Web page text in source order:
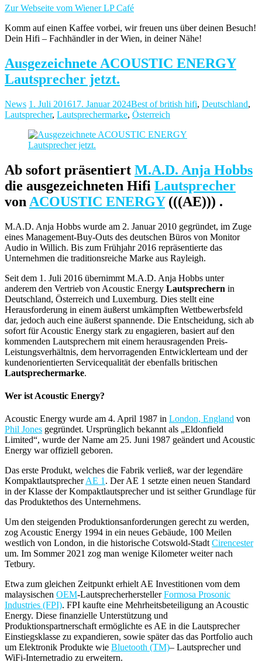
Zur Webseite vom Wiener LP Café
Komm auf einen Kaffee vorbei, wir freuen uns über deinen Besuch!
Dein Hifi – Fachhändler in der Wien, in deiner Nähe!
Ausgezeichnete ACOUSTIC ENERGY
Lautsprecher jetzt.
News 1. Juli 201617. Januar 2024Best of british hifi, Deutschland,
Lautsprecher, Lautsprechermarke, Österreich
Ab sofort präsentiert M.A.D. Anja Hobbs
die ausgezeichneten Hifi Lautsprecher
von ACOUSTIC ENERGY(((AE))) .
M.A.D. Anja Hobbs wurde am 2. Januar 2010 gegründet, im Zuge
eines Management-Buy-Outs des deutschen Büros von Monitor
Audio in Willich. Bis zum Frühjahr 2016 repräsentierte das
Unternehmen die traditionsreiche Marke aus Rayleigh.
Seit dem 1. Juli 2016 übernimmt M.A.D. Anja Hobbs unter
anderem den Vertrieb von Acoustic Energy Lautsprechern in
Deutschland, Österreich und Luxemburg. Dies stellt eine
Herausforderung in einem äußerst umkämpften Wettbewerbsfeld
dar, jedoch auch eine äußerst spannende. Die Entscheidung, sich ab
sofort für Acoustic Energy stark zu engagieren, basiert auf den
kommenden Lautsprechern mit einem herausragenden Preis-
Leistungsverhältnis, dem hervorragenden Entwicklerteam und der
kundenorientierten Servicequalität der ebenfalls britischen
Lautsprechermarke.
Wer ist Acoustic Energy?
Acoustic Energy wurde am 4. April 1987 in London, England von
Phil Jones gegründet. Ursprünglich bekannt als „Eldonfield
Limited“, wurde der Name am 25. Juni 1987 geändert und Acoustic
Energy war offiziell geboren.
Das erste Produkt, welches die Fabrik verließ, war der legendäre
KompaktlautsprecherAE 1 . Der AE 1 setzte einen neuen Standard
in der Klasse der Kompaktlautsprecher und ist seither Grundlage für
das Produktethos des Unternehmens.
Um den steigenden Produktionsanforderungen gerecht zu werden,
zog Acoustic Energy 1994 in ein neues Gebäude, 100 Meilen
westlich von London, in die historische Cotswold-Stadt Cirencester
um. Im Sommer 2021 zog man wenige Kilometer weiter nach
Tetbury.
Etwa zum gleichen Zeitpunkt erhielt AE Investitionen vom dem
malaysischen OEM-LautsprecherherstellerFormosa Prosonic
Industries (FPI). FPI kaufte eine Mehrheitsbeteiligung an Acoustic
Energy. Diese finanzielle Unterstützung und
Produktionspartnerschaft ermöglichte es AE in die Lautsprecher
Einstiegsklasse zu expandieren, sowie später das das Portfolio auch
um Elektronik Produkte wie Bluetooth (TM)– Lautsprecher und
WiFi-Internetradio zu erweitern.